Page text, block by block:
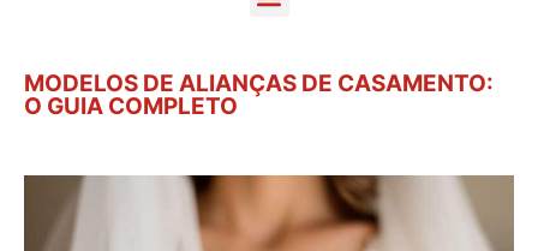
MODELOS DE ALIANÇAS DE CASAMENTO:
O GUIA COMPLETO